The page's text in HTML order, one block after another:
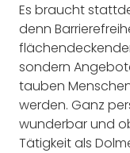
Es braucht
denn
sondern
tauben
werden. Ganz
wunderbar und
Tätigkeit als